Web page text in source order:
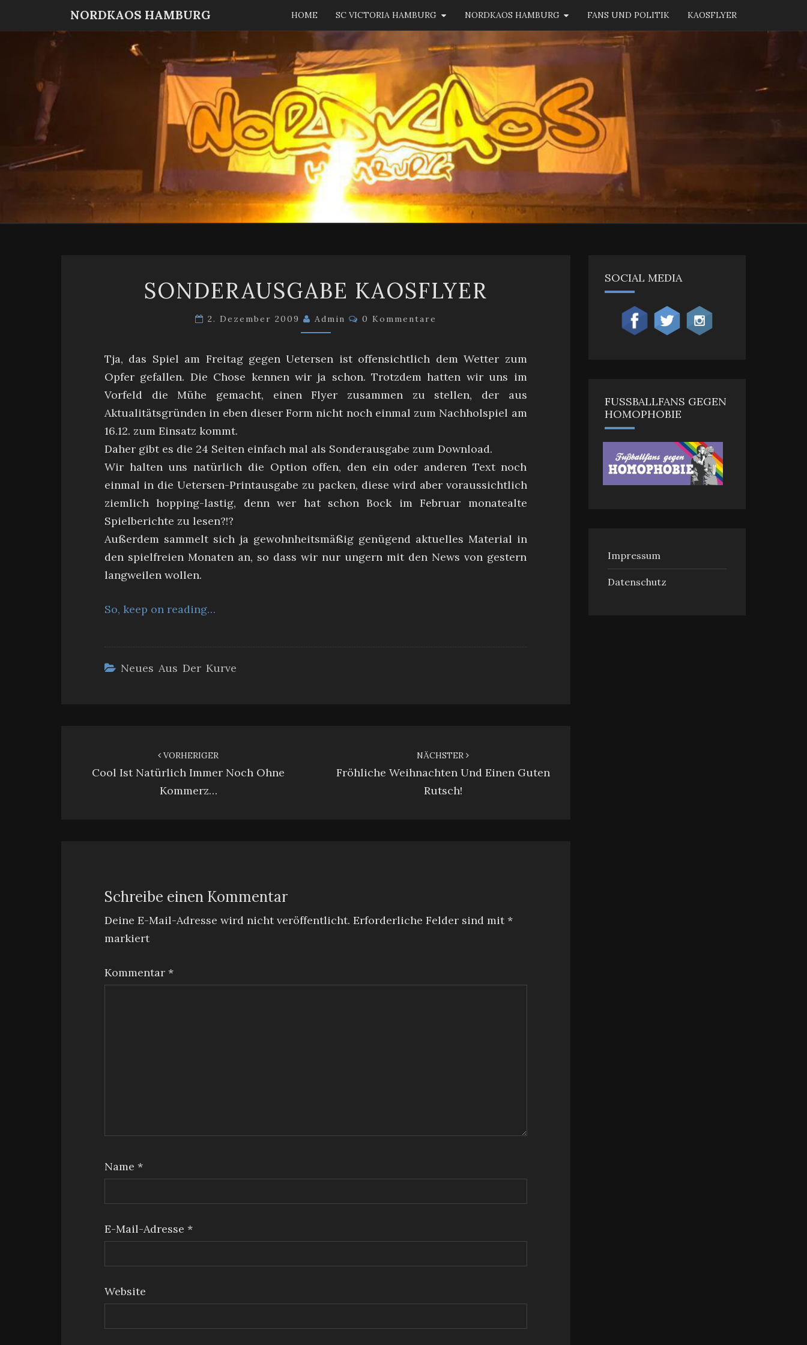
NORDKAOS HAMBURG HOME SC VICTORIA HAMBURG NORDKAOS HAMBURG FANS UND POLITIK KAOSFLYER
NORDKAOS
HAMBURG
Fanszene
SC
Victoria
Hamburg
KAOSFLYER
SONDERAUSGABE KAOSFLYER
2. Dezember 2009 Admin Kommentare
0 Kommentare
Tja, das Spiel am Freitag gegen Uetersen ist offensichtlich dem Wetter zum
Opfer gefallen. Die Chose kennen wir ja schon. Trotzdem hatten wir uns im
Vorfeld die Mühe gemacht, einen Flyer zusammen zu stellen, der aus
Aktualitätsgründen in eben dieser Form nicht noch einmal zum Nachholspiel am
16.12. zum Einsatz kommt.
Daher gibt es die 24 Seiten einfach mal als Sonderausgabe zum Download.
Wir halten uns natürlich die Option offen, den ein oder anderen Text noch
einmal in die Uetersen-Printausgabe zu packen, diese wird aber voraussichtlich
ziemlich hopping-lastig, denn wer hat schon Bock im Februar monatealte
Spielberichte zu lesen?!?
Außerdem sammelt sich ja gewohnheitsmäßig genügend aktuelles Material in
den spielfreien Monaten an, so dass wir nur ungern mit den News von gestern
langweilen wollen.
So, keep on reading…
Neues Aus Der Kurve
VORHERIGER
Cool Ist Natürlich Immer Noch Ohne
Kommerz…
NÄCHSTER
Fröhliche Weihnachten Und Einen Guten
Rutsch!
Schreibe einen Kommentar
Deine E-Mail-Adresse wird nicht veröffentlicht. Erforderliche Felder sind mit *
markiert
Kommentar *
Name *
E-Mail-Adresse *
Website
SOCIAL MEDIA
FUSSBALLFANS GEGEN H
OMOPHOBIE
Impressum
Datenschutz